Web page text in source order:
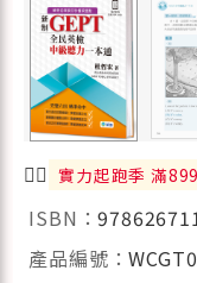
🏃‍♂️ 實力起跑季 滿
ISBN：
產品編號：